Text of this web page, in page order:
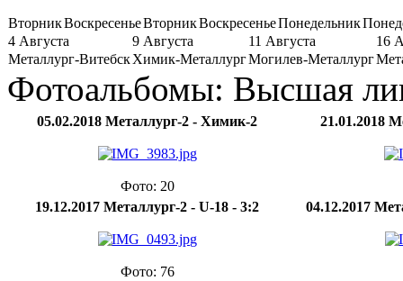
ВторникВоскресеньеВторникВоскресеньеПонедельник
4 Августа
9 Августа 11 Августа
16
Металлург-ВитебскХимик-МеталлургМогилев-Металлург
Фотоальбомы: Высшая
05.02.2018 Металлург-2 - Химик-2
Фото: 20
21.01.2018
19.12.2017 Металлург-2 - U-18 - 3:2
Фото: 76
04.12.2017